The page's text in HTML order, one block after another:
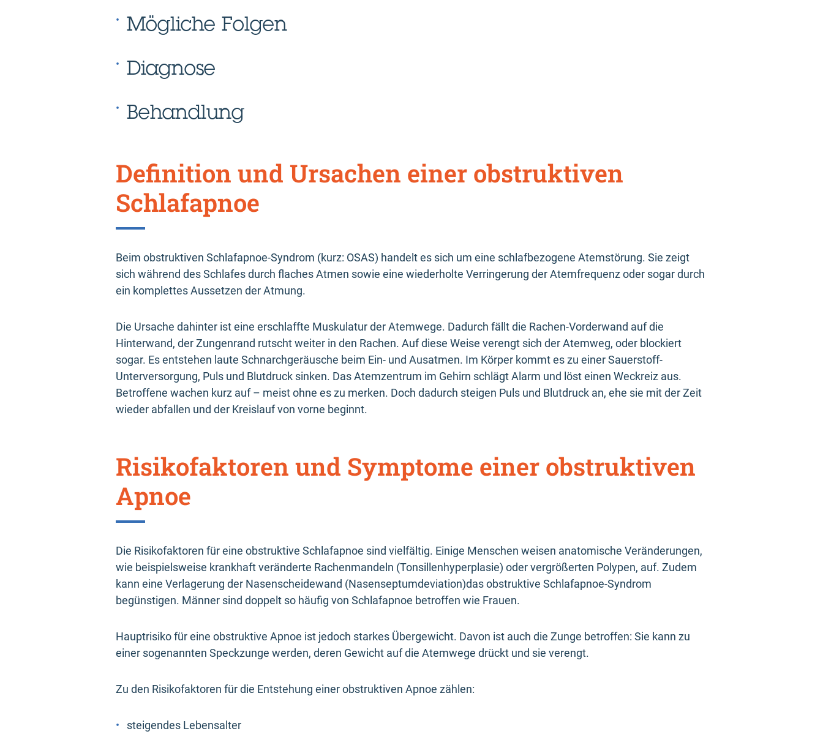
Mögliche Folgen
Diagnose
Behandlung
Definition und Ursachen einer obstruktiven
Schlafapnoe
Beim obstruktiven Schlafapnoe-Syndrom (kurz: OSAS) handelt es sich um eine schlafbezogene Atemstörung. Sie zeigt
sich während des Schlafes durch flaches Atmen sowie eine wiederholte Verringerung der Atemfrequenz oder sogar durch
ein komplettes Aussetzen der Atmung.
Die Ursache dahinter ist eine erschlaffte Muskulatur der Atemwege. Dadurch fällt die Rachen-Vorderwand auf die
Hinterwand, der Zungenrand rutscht weiter in den Rachen. Auf diese Weise verengt sich der Atemweg, oder blockiert
sogar. Es entstehen laute Schnarchgeräusche beim Ein- und Ausatmen. Im Körper kommt es zu einer Sauerstoff-
Unterversorgung, Puls und Blutdruck sinken. Das Atemzentrum im Gehirn schlägt Alarm und löst einen Weckreiz aus.
Betroffene wachen kurz auf – meist ohne es zu merken. Doch dadurch steigen Puls und Blutdruck an, ehe sie mit der Zeit
wieder abfallen und der Kreislauf von vorne beginnt.
Risikofaktoren und Symptome einer obstruktiven
Apnoe
Die Risikofaktoren für eine obstruktive Schlafapnoe sind vielfältig. Einige Menschen weisen anatomische Veränderungen,
wie beispielsweise krankhaft veränderte Rachenmandeln (Tonsillenhyperplasie) oder vergrößerten Polypen, auf. Zudem
kann eine Verlagerung der Nasenscheidewand (Nasenseptumdeviation)das obstruktive Schlafapnoe-Syndrom
begünstigen. Männer sind doppelt so häufig von Schlafapnoe betroffen wie Frauen.
Hauptrisiko für eine obstruktive Apnoe ist jedoch starkes Übergewicht. Davon ist auch die Zunge betroffen: Sie kann zu
einer sogenannten Speckzunge werden, deren Gewicht auf die Atemwege drückt und sie verengt.
Zu den Risikofaktoren für die Entstehung einer obstruktiven Apnoe zählen:
steigendes Lebensalter